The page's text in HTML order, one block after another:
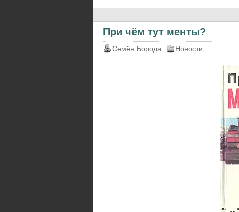
При чём тут менты?
Семён Борода Новости